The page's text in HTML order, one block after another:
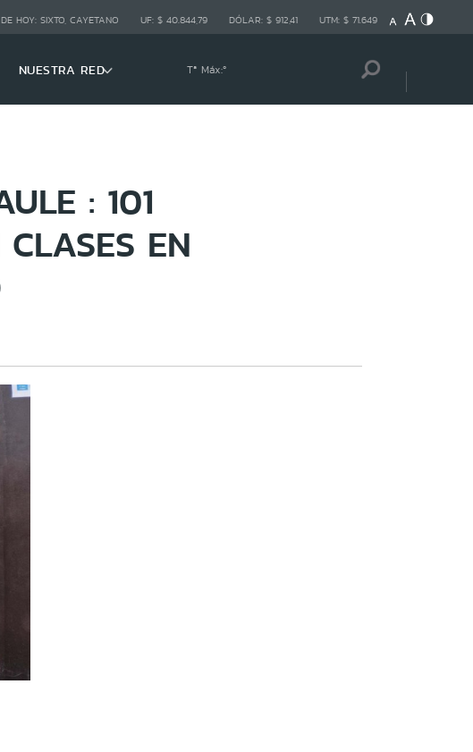
HOY: SIXTO, CAYETANO UF: $ 40.844,79 DÓLAR: $ 912,41 UTM: $ 71.649
NUESTRA RED Tª Máx:º
: 101
EN